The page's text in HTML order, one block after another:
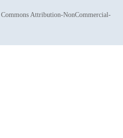
Attribution-NonCommercial-